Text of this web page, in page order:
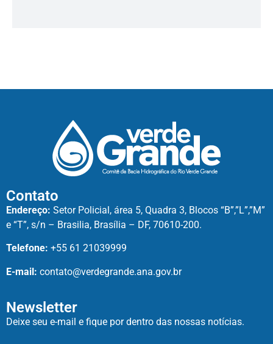
Contato
Endereço: Setor Policial, área 5, Quadra 3, Blocos “B”,”L”,”M”
e “T”, s/n – Brasilia, Brasília – DF, 70610-200.
Telefone: +55 61 21039999
E-mail: contato@verdegrande.ana.gov.br
Newsletter
Deixe seu e-mail e fique por dentro das nossas notícias.